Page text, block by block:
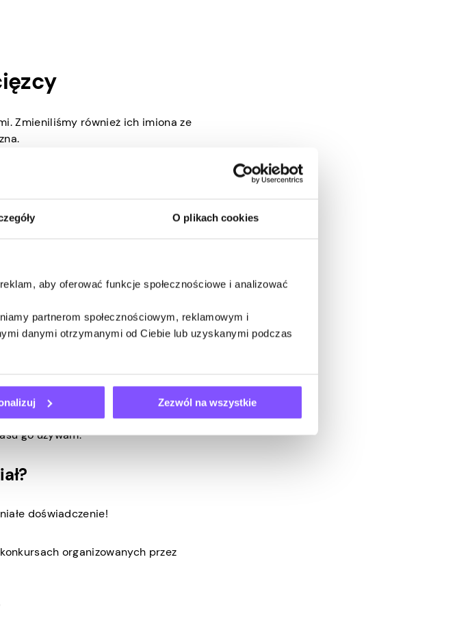
O plikach cookies
aby oferować funkcje społecznościowe i analizować
partnerom społecznościowym, reklamowym i
danymi otrzymanymi od Ciebie lub uzyskanymi podczas
Zezwól na wszystkie
Zmieniliśmy również ich imiona ze
W jaki sposób udało
najlepsze praktyki marketingu TikTok.
opublikowałem wiele filmów
się do niego kwalifikuję. Osiągnąłem
około dwóch miesięcy.
go używam.
doświadczenie!
organizowanych przez